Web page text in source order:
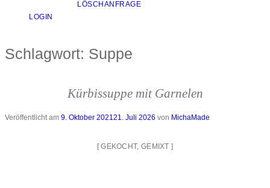
LÖSCHANFRAGE
LOGIN
Schlagwort: Suppe
Kürbissuppe mit Garnelen
Veröffentlicht am 9. Oktober 2021 21. Juli 2026 von MichaMade
[GEKOCHT, GEMIXT ]